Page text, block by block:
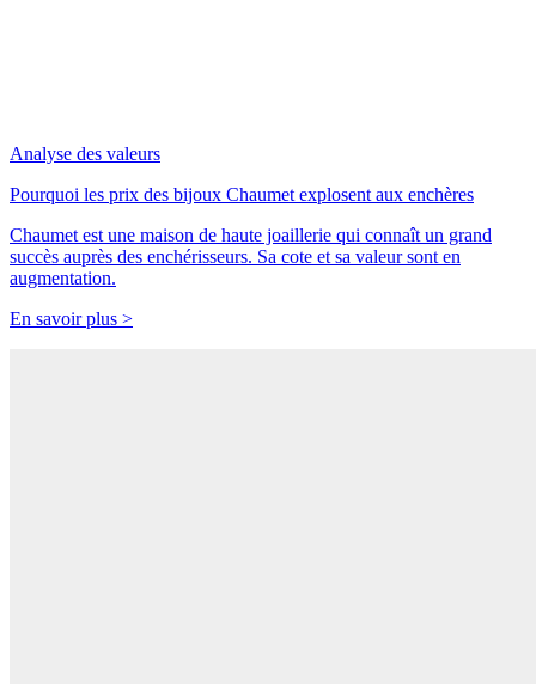
Analyse des valeurs
Pourquoi les prix des bijoux Chaumet explosent aux enchères
Chaumet est une maison de haute joaillerie qui connaît un grand
succès auprès des enchérisseurs. Sa cote et sa valeur sont en
augmentation.
En savoir plus >